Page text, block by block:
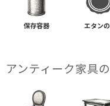
保存容器 エタン
アンティーク家具